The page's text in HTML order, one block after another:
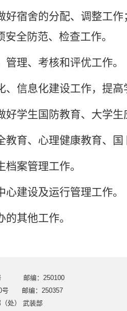
宿舍的分配、调整工作
全防范、检查工作。
理、考核和评优工作。
信息化建设工作，提高
好学生国防教育、大学生
教育、心理健康教育、国
案管理工作。
建设及运行管理工作。
其他工作。
号 邮编：250100
号 邮编：250357
处） 武装部